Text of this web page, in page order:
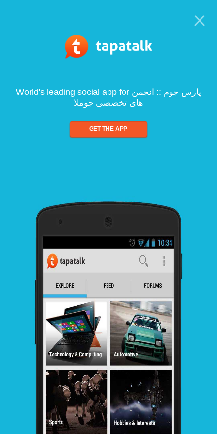
World's leading social app for پارس جوم :: انجمن
های تخصصی جوملا
GET THE APP